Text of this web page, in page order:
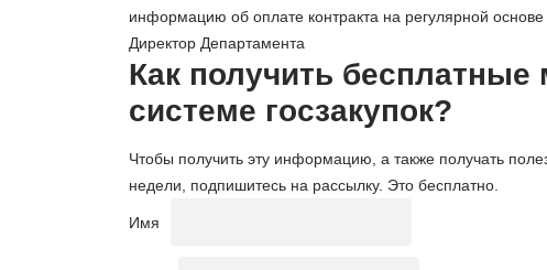
информацию об оплате контракта на регулярной
Директор Департамента
Как получить
системе госзакупок?
Чтобы получить эту информацию, а также получать
недели, подпишитесь на рассылку. Это бесплатно.
Имя